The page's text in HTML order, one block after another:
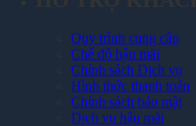
Quy trình cung cấp
Chế độ hậu mãi
Chính sách Dịch vụ
Hình thức thanh toán
Chính sách bảo mật
Dịch vụ hậu mãi